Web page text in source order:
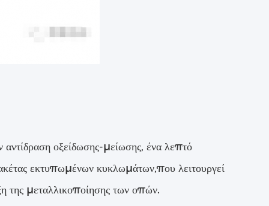
αντίδραση οξείδωσης-μείωσης, ένα λεπτό
εκτυπωμένων κυκλωμάτων,που λειτουργεί
της μεταλλικοποίησης των οπών.